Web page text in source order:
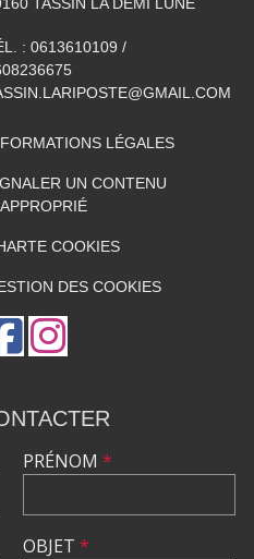
: 0613610109 /
LÉGALES
UN CONTENU
COOKIES
DES COOKIES
PRÉNOM *
OBJET *